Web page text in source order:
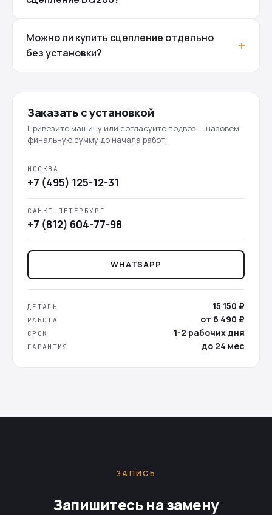
Можно ли купить сцепление отдельно
без установки?
Заказать с установкой
Привезите машину или согласуйте подвоз — назовём
финальную сумму до начала работ.
МОСКВА
+7 (495) 125-12-31
САНКТ-ПЕТЕРБУРГ
+7 (812) 604-77-98
WHATSAPP
ДЕТАЛЬ 15 150 ₽
РАБОТА от 6 490 ₽
СРОК 1-2 рабочих дня
ГАРАНТИЯ до 24 мес
ЗАПИСЬ
Запишитесь на замену